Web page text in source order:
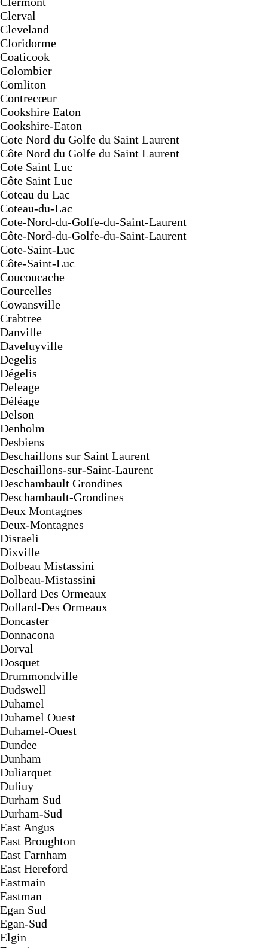
Clerval
Cleveland
Cloridorme
Coaticook
Colombier
Comliton
Contrecœur
Cookshire Eaton
Cookshire-Eaton
Cote Nord du Golfe du Saint Laurent
Côte Nord du Golfe du Saint Laurent
Cote Saint Luc
Côte Saint Luc
Coteau du Lac
Coteau-du-Lac
Cote-Nord-du-Golfe-du-Saint-Laurent
Côte-Nord-du-Golfe-du-Saint-Laurent
Cote-Saint-Luc
Côte-Saint-Luc
Coucoucache
Courcelles
Cowansville
Crabtree
Danville
Daveluyville
Degelis
Dégelis
Deleage
Déléage
Delson
Denholm
Desbiens
Deschaillons sur Saint Laurent
Deschaillons-sur-Saint-Laurent
Deschambault Grondines
Deschambault-Grondines
Deux Montagnes
Deux-Montagnes
Disraeli
Dixville
Dolbeau Mistassini
Dolbeau-Mistassini
Dollard Des Ormeaux
Dollard-Des Ormeaux
Doncaster
Donnacona
Dorval
Dosquet
Drummondville
Dudswell
Duhamel
Duhamel Ouest
Duhamel-Ouest
Dundee
Dunham
Duliarquet
Duliuy
Durham Sud
Durham-Sud
East Angus
East Broughton
East Farnham
East Hereford
Eastmain
Eastman
Egan Sud
Egan-Sud
Elgin